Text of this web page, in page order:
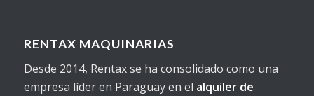
RENTAX MAQUINARIAS
Desde 2014, Rentax se ha consolidado como una
empresa líder en Paraguay en el alquiler de